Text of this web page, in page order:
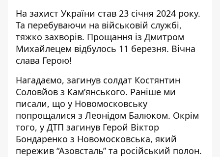
На захист України став 23 січня 2024 року.
Та перебуваючи на військовій службі,
тяжко захворів. Прощання із Дмитром
Михайлецем відбулось 11 березня. Вічна
слава Герою!
Нагадаємо, загинув солдат Костянтин
Соловйов з Кам’янського. Раніше ми
писали, що у Новомосковську
попрощалися з Леонідом Балюком. Окрім
того, у ДТП загинув Герой Віктор
Бондаренко з Новомосковська, який
пережив “Азовсталь” та російський полон.